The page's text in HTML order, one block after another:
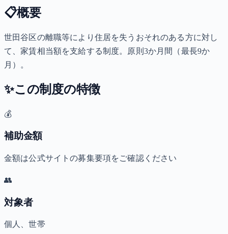
📋概要
世田谷区の離職等により住居を失うおそれのある方に対し
て、家賃相当額を支給する制度。原則3か月間（最長9か
月）。
✨この制度の特徴
💰
補助金額
金額は公式サイトの募集要項をご確認ください
👥
対象者
個人、世帯